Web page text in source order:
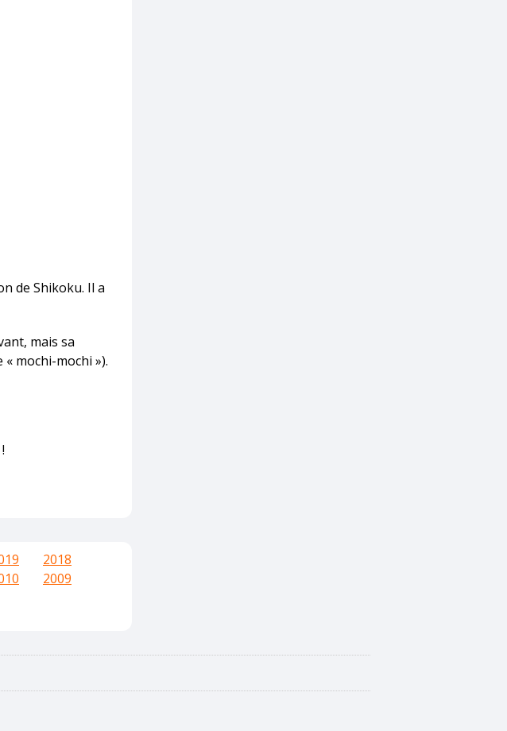
de Shikoku. Il a
mais sa
mochi-mochi »).
2018
2009